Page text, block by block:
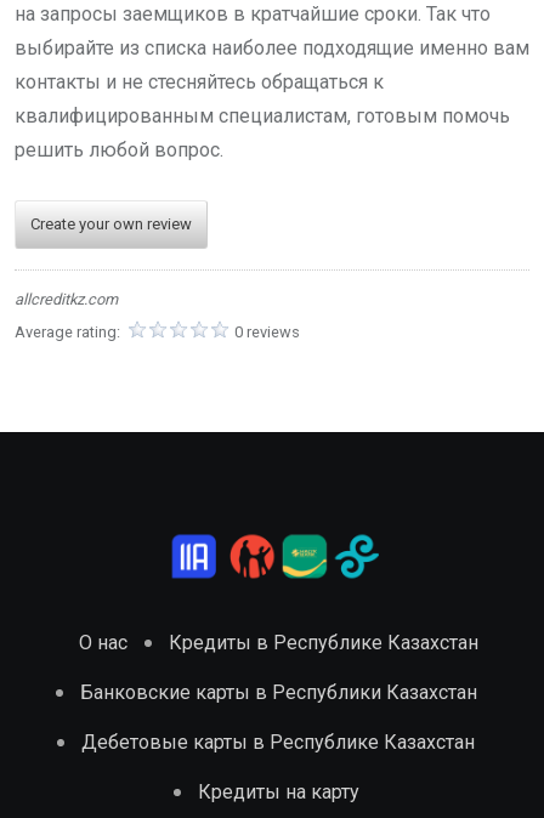
на запросы заемщиков в кратчайшие сроки. Так что
выбирайте из списка наиболее подходящие именно вам
контакты и не стесняйтесь обращаться к
квалифицированным специалистам, готовым помочь
решить любой вопрос.
Create your own review
allcreditkz.com
Average rating:
0 reviews
О нас Кредиты в Республике Казахстан
Банковские карты в Республики Казахстан
Дебетовые карты в Республике Казахстан
Кредиты на карту